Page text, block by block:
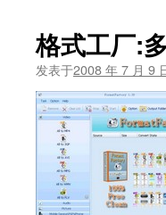
格式工厂:
发表于2008 年 7 月 9